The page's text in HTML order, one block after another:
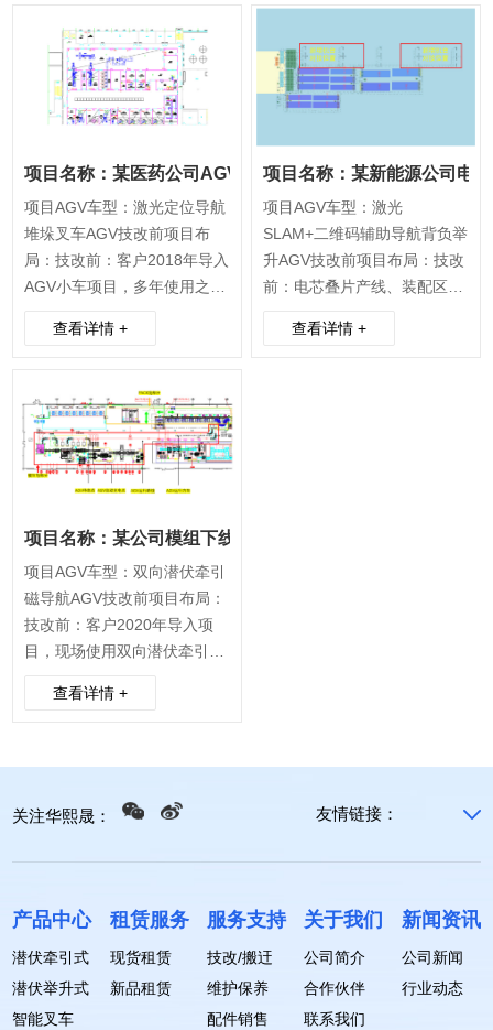
项目名称：某医药公司AGV运输项目
项目AGV车型：激光定位导航
堆垛叉车AGV技改前项目布
局：技改前：客户2018年导入
AGV小车项目，多年使用之后
配套自动充电设备运行故障常
整，原项目AGV运行环境已被
移除。 AGV控制系统损坏，
需要乙方根据生产工艺对AGV
运行进行规划、实施。技改后
项目布局：技改后：AGV车...
查看详情 +
项目名称：某新能源公司电
项目AGV车型：激光
SLAM+二维码辅助导航背负举
升AGV技改前项目布局：技改
前：电芯叠片产线、装配区提
整，产线与AGV对接口尺寸发
查看详情 +
项目名称：某公司模组下线转运项目
项目AGV车型：双向潜伏牵引
磁导航AGV技改前项目布局：
技改前：客户2020年导入项
目，现场使用双向潜伏牵引式
PACK产线上线任务。上下线
后：利旧现场硬件。根据甲方
行调整，新增了模组测试区
查看详情 +
关注华熙晟： 友情链接：
产品中心
潜伏牵引式
潜伏举升式
智能叉车
租赁服务
现货租赁
新品租赁
服务支持
技改/搬迀
维护保养
配件销售
关于我们
公司简介
合作伙伴
联系我们
新闻资讯
公司新闻
行业动态